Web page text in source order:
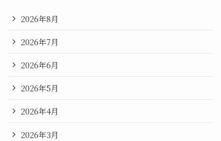
2026年8月
2026年7月
2026年6月
2026年5月
2026年4月
2026年3月